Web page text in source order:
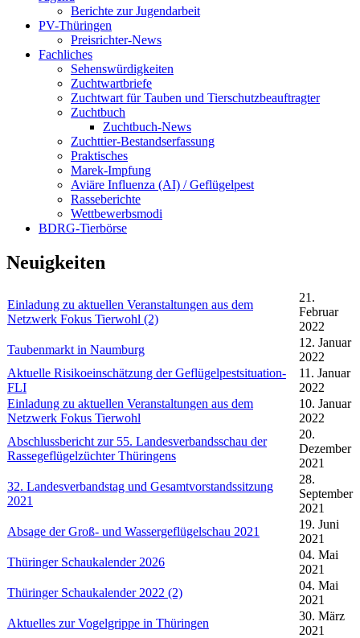
Berichte zur Jugendarbeit
PV-Thüringen
Preisrichter-News
Fachliches
Sehenswürdigkeiten
Zuchtwartbriefe
Zuchtwart für Tauben und Tierschutzbeauftragter
Zuchtbuch
Zuchtbuch-News
Zuchttier-Bestandserfassung
Praktisches
Marek-Impfung
Aviäre Influenza (AI) / Geflügelpest
Rasseberichte
Wettbewerbsmodi
BDRG-Tierbörse
Neuigkeiten
Einladung zu aktuellen Veranstaltungen aus dem
Netzwerk Fokus Tierwohl (2)
21.
Februar
2022
Taubenmarkt in Naumburg
12. Januar
2022
Aktuelle Risikoeinschätzung der Geflügelpestsituation-
FLI
11. Januar
2022
Einladung zu aktuellen Veranstaltungen aus dem
Netzwerk Fokus Tierwohl
10. Januar
2022
Abschlussbericht zur 55. Landesverbandsschau der
Rassegeflügelzüchter Thüringens
20.
Dezember
2021
32. Landesverbandstag und Gesamtvorstandssitzung
2021
28.
September
2021
Absage der Groß- und Wassergeflügelschau 2021
19. Juni
2021
Thüringer Schaukalender 2026
04. Mai
2021
Thüringer Schaukalender 2022 (2)
04. Mai
2021
Aktuelles zur Vogelgrippe in Thüringen
30. März
2021